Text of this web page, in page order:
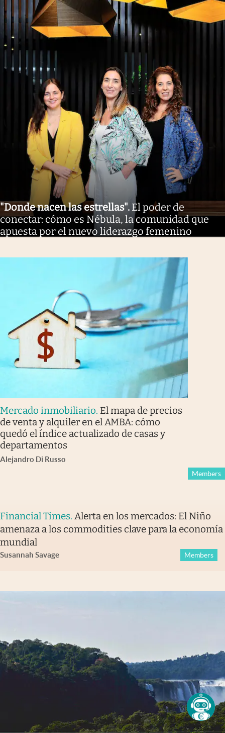
"Donde nacen las estrellas". El poder de
conectar: cómo es Nébula, la comunidad que
apuesta por el nuevo liderazgo femenino
Mercado inmobiliario. El mapa de precios
de venta y alquiler en el AMBA: cómo
quedó el índice actualizado de casas y
departamentos
Alejandro Di Russo
Members
Financial Times. Alerta en los mercados: El Niño
amenaza a los commodities clave para la economía
mundial
Susannah Savage Members